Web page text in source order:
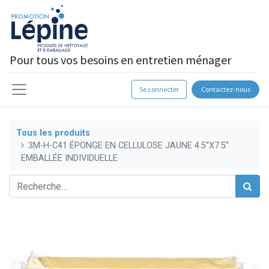
Pour tous vos besoins en entretien ménager
Se connecter Contactez-nous
Tous les produits
3M-H-C41 ÉPONGE EN CELLULOSE JAUNE 4.5''X7.5''
EMBALLÉE INDIVIDUELLE